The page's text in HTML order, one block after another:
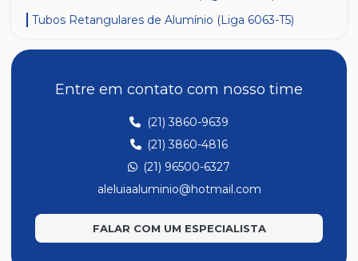
Tubos Retangulares de Alumínio (Liga 6063-T5)
Entre em contato com nosso time
(21) 3860-9639
(21) 3860-4816
(21) 96500-6327
aleluiaaluminio@hotmail.com
FALAR COM UM ESPECIALISTA